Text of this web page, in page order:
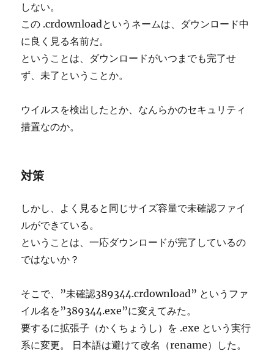
しない。
この .crdownloadというネームは、ダウンロード中
に良く見る名前だ。
ということは、ダウンロードがいつまでも完了せ
ず、未了ということか。
ウイルスを検出したとか、なんらかのセキュリティ
措置なのか。
対策
しかし、よく見ると同じサイズ容量で未確認ファイ
ルができている。
ということは、一応ダウンロードが完了しているの
ではないか？
そこで、”未確認389344.crdownload” というファ
イル名を”389344.exe”に変えてみた。
要するに拡張子（かくちょうし）を .exe という実行
系に変更。 日本語は避けて改名（rename）した。